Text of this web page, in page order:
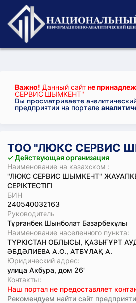
Важно! Данный сайт не
СЕРВИС ШЫМКЕНТ"
Вы просматриваете
предприятии на портале
ТОО "ЛЮКС СЕРВИС
✓ Действующая организация
Наименование на казахском :
"ЛЮКС СЕРВИС ШЫМКЕНТ"
СЕРІКТЕСТІГІ
БИН
240540032163
Руководитель
Тұрғанбек Шынболат Базарбекұлы
Наименование населенного пункта:
ТҮРКІСТАН ОБЛЫСЫ, ҚАЗЫҒҰРТ
ӘБДӘЛИЕВА А.О., АТБҰЛАҚ А.
Юридический адрес:
улица Акбура, дом 26'
Koнтaкты:
Наш портал не предоставляет
Рекомендуем найти сайт